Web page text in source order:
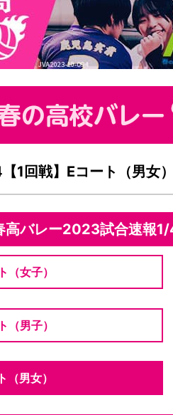
1回戦】Eコート（男女）
高バレー2023試合速報1/
（女子）
（男子）
（男女）